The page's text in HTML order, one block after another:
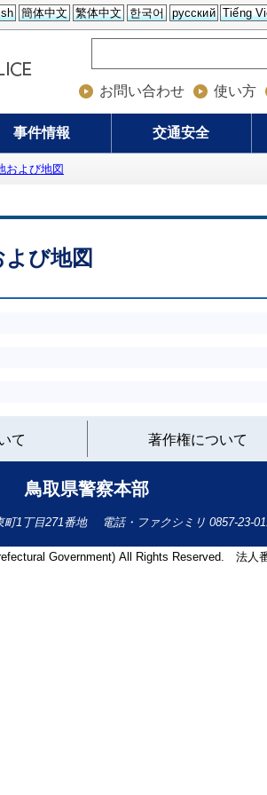
簡体中文 繁体中文 한국어 русский Tiếng
お問い合わせ 使い方
事件情報 交通安全
および地図
び地図
て 著作権について
鳥取県警察本部
町1丁目271番地電話・ファクシミリ 0857-23-
Government) All Rights Reserved. 法人